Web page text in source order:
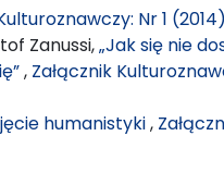
Nr 1 (2014)
Zanussi,„Jak się nie
, Załącznik
humanistyki,